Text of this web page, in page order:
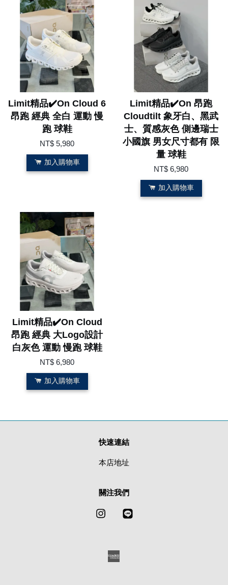
Limit精品✔️On Cloud 6
昂跑 經典 全白 運動 慢
跑 球鞋
NT$ 5,980
加入購物車
Limit精品✔️On 昂跑
Cloudtilt 象牙白、黑武
士、質感灰色 側邊瑞士
小國旗 男女尺寸都有 限
量 球鞋
NT$ 6,980
加入購物車
Limit精品✔️On Cloud
昂跑 經典 大Logo設計
白灰色 運動 慢跑 球鞋
NT$ 6,980
加入購物車
快速連結
本店地址
關注我們
Instagram